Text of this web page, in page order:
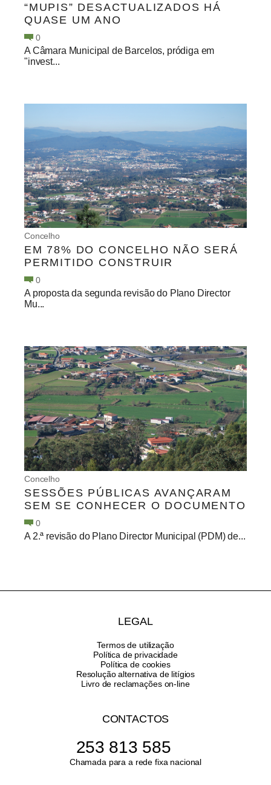
“MUPIS” DESACTUALIZADOS HÁ
QUASE UM ANO
0
A Câmara Municipal de Barcelos, pródiga em
"invest...
Concelho
EM 78% DO CONCELHO NÃO SERÁ
PERMITIDO CONSTRUIR
0
A proposta da segunda revisão do Plano Director
Mu...
Concelho
SESSÕES PÚBLICAS AVANÇARAM
SEM SE CONHECER O DOCUMENTO
0
A 2.ª revisão do Plano Director Municipal (PDM) de...
LEGAL
Termos de utilização
Política de privacidade
Política de cookies
Resolução alternativa de litígios
Livro de reclamações on-line
CONTACTOS
253 813 585
Chamada para a rede fixa nacional